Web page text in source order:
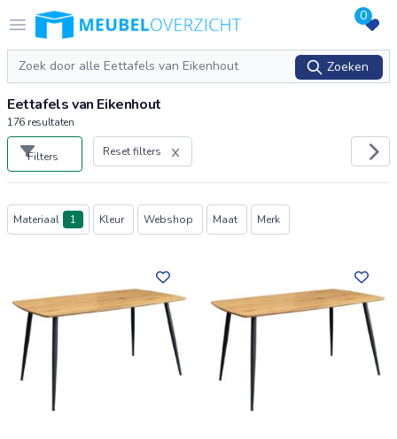
Open menu
Logo Meubeloverzicht.nl 0
Zoeken
Zoeken
Eettafels van Eikenhout
176 resultaten
Filters Reset filters
Producten
Materiaal 1 Kleur Webshop Maat Merk